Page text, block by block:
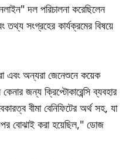
দল পরিচালনা করেছিলেন
সংগ্রহের কার্যক্রমের বিষয়ে
এবং অন্যরা জেনেশুনে কয়েক
জন্য ক্রিপ্টোকারেন্সি ব্যবহার
বীমা বেনিফিটের অর্থ সহ, যা
বোঝাই করা হয়েছিল," ডোজ